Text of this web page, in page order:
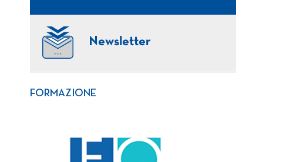
Newsletter
FORMAZIONE